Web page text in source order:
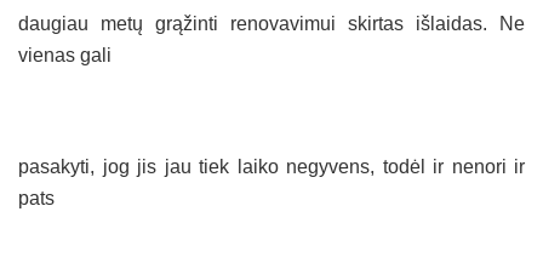
daugiau metų grąžinti renovavimui skirtas išlaidas. Ne
vienas gali
pasakyti, jog jis jau tiek laiko negyvens, todėl ir nenori ir
pats